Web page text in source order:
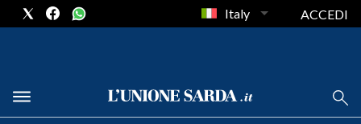
METEO
Italy ACCEDI